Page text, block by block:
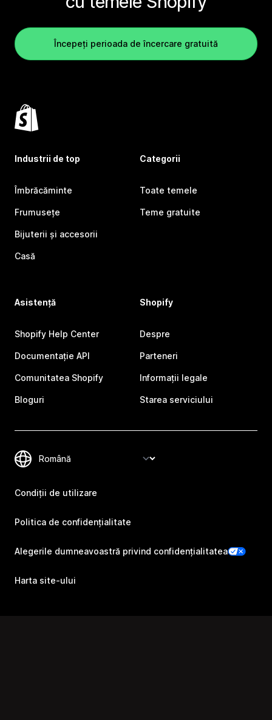
Începeți perioada de încercare gratuită
Industrii de top
Îmbrăcăminte
Frumusețe
Bijuterii și accesorii
Casă
Categorii
Toate temele
Teme gratuite
Asistență
Shopify Help Center
Documentație API
Comunitatea Shopify
Bloguri
Shopify
Despre
Parteneri
Informații legale
Starea serviciului
Condiții de utilizare
Politica de confidențialitate
Alegerile dumneavoastră privind confidențialitatea
Harta site-ului